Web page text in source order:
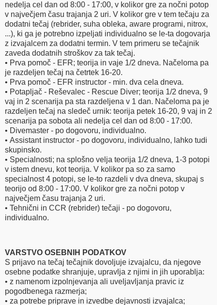
nedelja cel dan od 8:00 - 17:00, v kolikor gre za nočni potop
v največjem času trajanja 2 uri. V kolikor gre v tem tečaju za
dodatni tečaj (rebrider, suha obleka, aware programi, nitrox,
...), ki ga je potrebno izpeljati individualno se le-ta dogovarja
z izvajalcem za dodatni termin. V tem primeru se tečajnik
zaveda dodatnih stroškov za tak tečaj.
• Prva pomoč - EFR; teorija in vaje 1/2 dneva. Načeloma pa
je razdeljen tečaj na četrtek 16-20.
• Prva pomoč - EFR instructor - min. dva cela dneva.
• Potapljač - Reševalec - Rescue Diver; teorija 1/2 dneva, 9
vaj in 2 scenarija pa sta razdeljena v 1 dan. Načeloma pa je
razdeljen tečaj na sledeč urnik: teorija petek 16-20, 9 vaj in 2
scenarija pa sobota ali nedelja cel dan od 8:00 - 17:00.
• Divemaster - po dogovoru, individualno.
• Assistant instructor - po dogovoru, individualno, lahko tudi
skupinsko.
• Specialnosti; na splošno velja teorija 1/2 dneva, 1-3 potopi
v istem dnevu, kot teorija. V kolikor pa so za samo
specialnost 4 potopi, se le-to razdeli v dva dneva, skupaj s
teorijo od 8:00 - 17:00. V kolikor gre za nočni potop v
največjem času trajanja 2 uri.
• Tehnični in CCR (rebrider) tečaji - po dogovoru,
individualno.
VARSTVO OSEBNIH PODATKOV
S prijavo na tečaj tečajnik dovoljuje izvajalcu, da njegove
osebne podatke shranjuje, upravlja z njimi in jih uporablja:
• z namenom izpolnjevanja ali uveljavljanja pravic iz
pogodbenega razmerja;
• za potrebe priprave in izvedbe dejavnosti izvajalca;